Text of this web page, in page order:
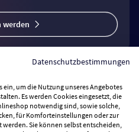
werden
Datenschutzbestimmungen
ein, um die Nutzung unseres Angebotes
Es werden Cookies eingesetzt, die
notwendig sind, sowie solche,
für Komforteinstellungen oder zur
Sie können selbst entscheiden,